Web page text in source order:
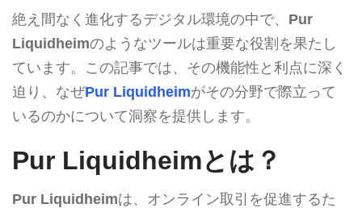
絶え間なく進化するデジタル環境の中で、 Pur
Liquidheimのようなツールは重要な役割を果たし
ています。この記事では、その機能性と利点に深く
迫り、なぜPur Liquidheimがその分野で際立って
いるのかについて洞察を提供します。
Pur Liquidheimとは？
Pur Liquidheimは、オンライン取引を促進するた